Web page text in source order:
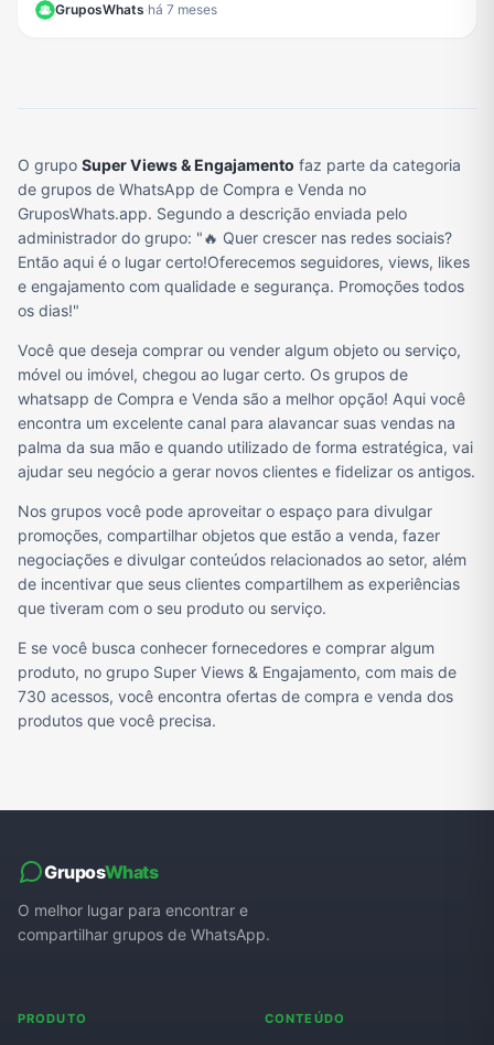
GruposWhats·há 7 meses
O grupo Super Views & Engajamento faz parte da categoria
de grupos de WhatsApp de Compra e Venda no
GruposWhats.app. Segundo a descrição enviada pelo
administrador do grupo: "🔥 Quer crescer nas redes sociais?
Então aqui é o lugar certo!Oferecemos seguidores, views, likes
e engajamento com qualidade e segurança. Promoções todos
os dias!"
Você que deseja comprar ou vender algum objeto ou serviço,
móvel ou imóvel, chegou ao lugar certo. Os grupos de
whatsapp de Compra e Venda são a melhor opção! Aqui você
encontra um excelente canal para alavancar suas vendas na
palma da sua mão e quando utilizado de forma estratégica, vai
ajudar seu negócio a gerar novos clientes e fidelizar os antigos.
Nos grupos você pode aproveitar o espaço para divulgar
promoções, compartilhar objetos que estão a venda, fazer
negociações e divulgar conteúdos relacionados ao setor, além
de incentivar que seus clientes compartilhem as experiências
que tiveram com o seu produto ou serviço.
E se você busca conhecer fornecedores e comprar algum
produto, no grupo Super Views & Engajamento, com mais de
730 acessos, você encontra ofertas de compra e venda dos
produtos que você precisa.
GruposWhats
O melhor lugar para encontrar e
compartilhar grupos de WhatsApp.
PRODUTO CONTEÚDO